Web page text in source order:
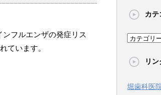
フルエンザの発症リス
ています。
の
事
カテ
カ
ゴ
ー
リン
堀歯科医